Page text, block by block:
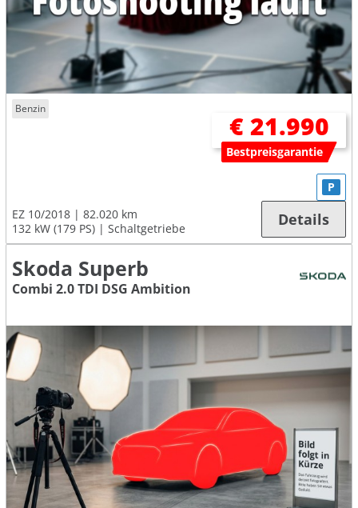
Benzin
€ 21.990
Bestpreisgarantie
EZ 10/2018
82.020 km
132 kW (179 PS)
Schaltgetriebe
P
Details
Skoda Superb
Combi 2.0 TDI DSG Ambition